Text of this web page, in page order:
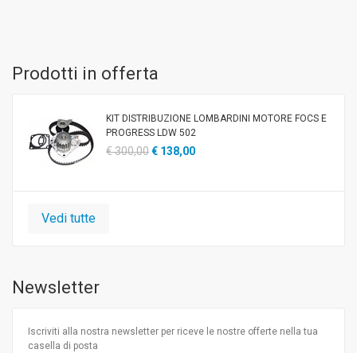
Prodotti in offerta
KIT DISTRIBUZIONE LOMBARDINI MOTORE FOCS E
PROGRESS LDW 502
€ 300,00€ 138,00
Vedi tutte
Newsletter
Iscriviti alla nostra newsletter per riceve le nostre offerte nella tua
casella di posta